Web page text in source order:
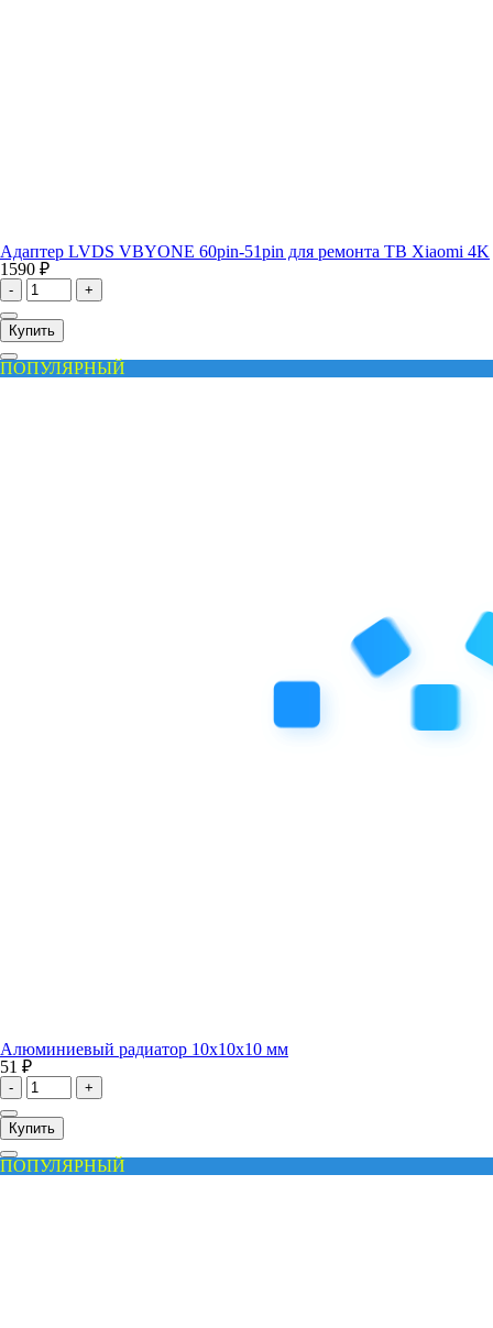
Адаптер LVDS VBYONE 60pin-51pin для ремонта ТВ Xiaomi 4K
1590 ₽
- +
Купить
ПОПУЛЯРНЫЙ
Алюминиевый радиатор 10x10x10 мм
51 ₽
- +
Купить
ПОПУЛЯРНЫЙ